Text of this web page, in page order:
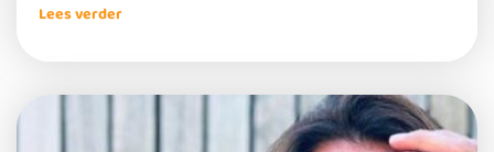
Lees verder